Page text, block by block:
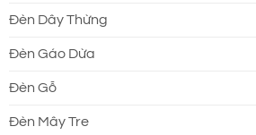
Đèn Dây Thừng
Đèn Gáo Dừa
Đèn Gỗ
Đèn Mây Tre